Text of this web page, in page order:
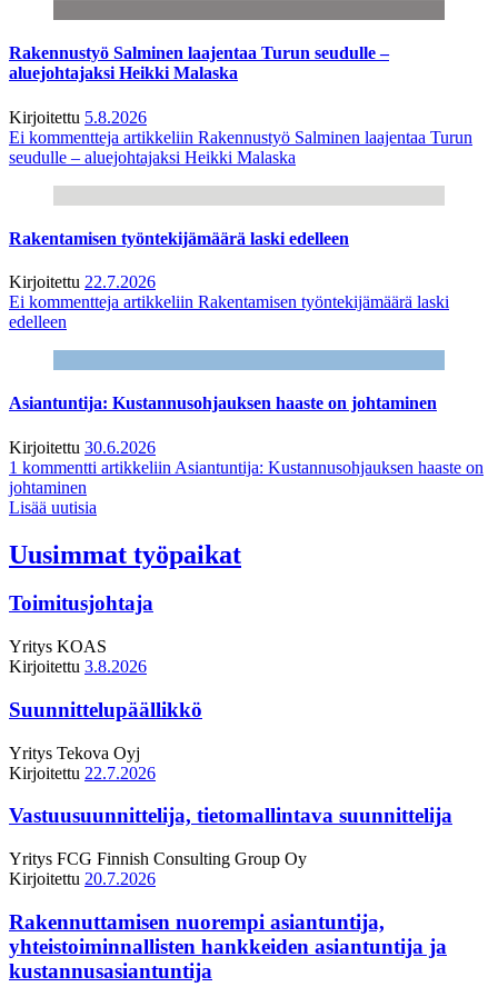
Rakennustyö Salminen laajentaa Turun seudulle –
aluejohtajaksi Heikki Malaska
Kirjoitettu 5.8.2026
Ei kommentteja artikkeliin Rakennustyö Salminen laajentaa Turun
seudulle – aluejohtajaksi Heikki Malaska
Rakentamisen työntekijämäärä laski edelleen
Kirjoitettu 22.7.2026
Ei kommentteja artikkeliin Rakentamisen työntekijämäärä laski
edelleen
Asiantuntija: Kustannusohjauksen haaste on johtaminen
Kirjoitettu 30.6.2026
1 kommentti artikkeliin Asiantuntija: Kustannusohjauksen haaste on
johtaminen
Lisää uutisia
Uusimmat työpaikat
Toimitusjohtaja
Yritys KOAS
Kirjoitettu 3.8.2026
Suunnittelupäällikkö
Yritys Tekova Oyj
Kirjoitettu 22.7.2026
Vastuusuunnittelija, tietomallintava suunnittelija
Yritys FCG Finnish Consulting Group Oy
Kirjoitettu 20.7.2026
Rakennuttamisen nuorempi asiantuntija,
yhteistoiminnallisten hankkeiden asiantuntija ja
kustannusasiantuntija